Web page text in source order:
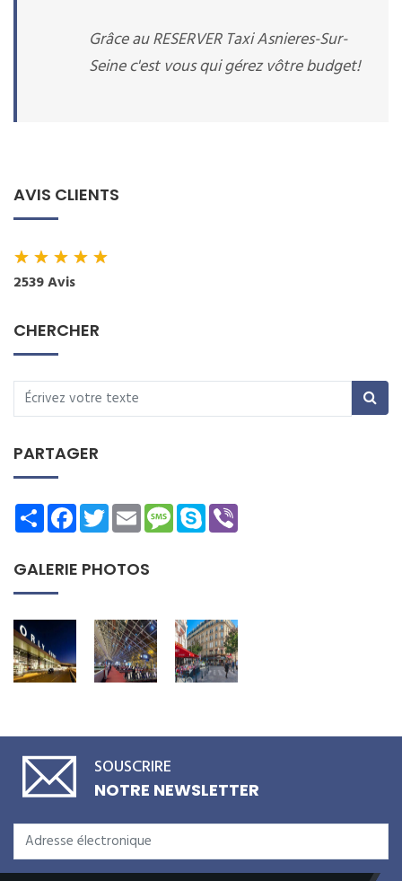
Grâce au RESERVER Taxi Asnieres-Sur-
Seine c'est vous qui gérez vôtre budget!
AVIS CLIENTS
★★★★★
2539 Avis
CHERCHER
PARTAGER
ShareFacebookTwitterEmailMessage
Skype
GALERIE PHOTOS
SOUSCRIRE
NOTRE NEWSLETTER